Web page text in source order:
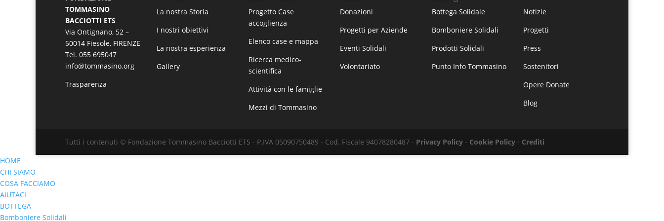
TOMMASINO
BACCIOTTI ETS
Via Ontignano, 52 –
50014 Fiesole, FIRENZE
Tel. 055 695047
info@tommasino.org
Trasparenza
La nostra Storia
I nostri obiettivi
La nostra esperienza
Gallery
Progetto Case
accoglienza
Elenco case e mappa
Ricerca medico-
scientifica
Attività con le famiglie
Mezzi di Tommasino
Donazioni
Progetti per Aziende
Eventi Solidali
Volontariato
Bottega Solidale
Bomboniere Solidali
Prodotti Solidali
Punto Info Tommasino
Notizie
Progetti
Press
Sostenitori
Opere Donate
Blog
Tutti i contenuti © Fondazione Tommasino Bacciotti ETS - P.IVA 05090750489 - Cod. Fiscale 94078280487 - Privacy Policy - Cookie Policy - Crediti
HOME
CHI SIAMO
COSA FACCIAMO
AIUTACI
BOTTEGA
Bomboniere Solidali